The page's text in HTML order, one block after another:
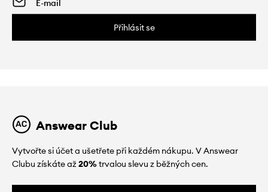
Přihlásit se
Answear Club
Vytvořte si účet a ušetřete při každém nákupu. V Answear
Clubu získáte až20%trvalou slevu z běžných cen.